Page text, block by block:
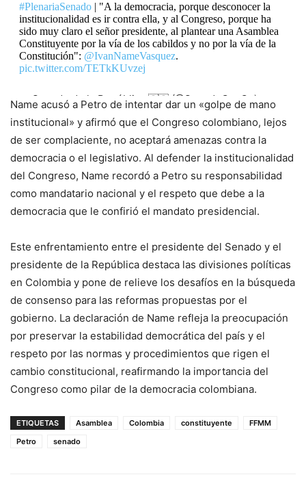
#PlenariaSenado| "A la democracia, porque desconocer la
institucionalidad es ir contra ella, y al Congreso, porque ha
sido muy claro el señor presidente, al plantear una Asamblea
Constituyente por la vía de los cabildos y no por la vía de la
Constitución": @IvanNameVasquez.
pic.twitter.com/TETkKUvzej
— Senado de la República 🇨🇴 (@SenadoGovCo)
March 18, 2024
Name acusó a Petro de intentar dar un «golpe de mano
institucional» y afirmó que el Congreso colombiano, lejos
de ser complaciente, no aceptará amenazas contra la
democracia o el legislativo. Al defender la institucionalidad
del Congreso, Name recordó a Petro su responsabilidad
como mandatario nacional y el respeto que debe a la
democracia que le confirió el mandato presidencial.
Este enfrentamiento entre el presidente del Senado y el
presidente de la República destaca las divisiones políticas
en Colombia y pone de relieve los desafíos en la búsqueda
de consenso para las reformas propuestas por el
gobierno. La declaración de Name refleja la preocupación
por preservar la estabilidad democrática del país y el
respeto por las normas y procedimientos que rigen el
cambio constitucional, reafirmando la importancia del
Congreso como pilar de la democracia colombiana.
ETIQUETAS Asamblea Colombia constituyente
FFMM
Petro
senado